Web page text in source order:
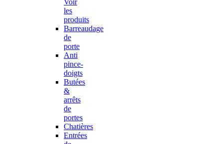
les
produits
Barreaudage
de
porte
Anti
pince-
doigts
Butées
&
arrêts
de
portes
Chatières
Entrées